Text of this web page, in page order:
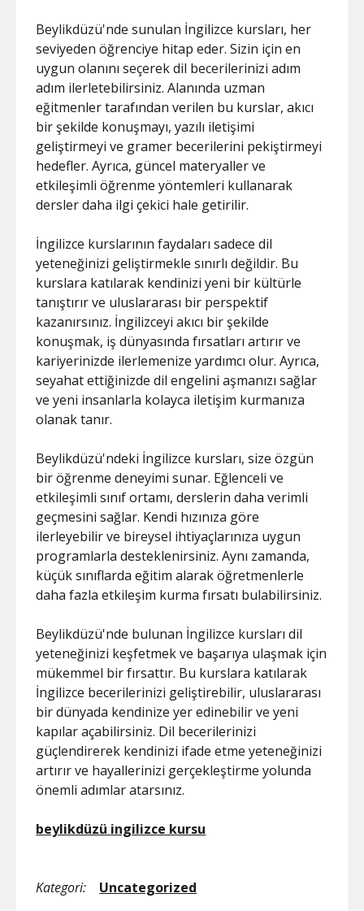
Beylikdüzü'nde sunulan İngilizce kursları, her
seviyeden öğrenciye hitap eder. Sizin için en
uygun olanını seçerek dil becerilerinizi adım
adım ilerletebilirsiniz. Alanında uzman
eğitmenler tarafından verilen bu kurslar, akıcı
bir şekilde konuşmayı, yazılı iletişimi
geliştirmeyi ve gramer becerilerini pekiştirmeyi
hedefler. Ayrıca, güncel materyaller ve
etkileşimli öğrenme yöntemleri kullanarak
dersler daha ilgi çekici hale getirilir.
İngilizce kurslarının faydaları sadece dil
yeteneğinizi geliştirmekle sınırlı değildir. Bu
kurslara katılarak kendinizi yeni bir kültürle
tanıştırır ve uluslararası bir perspektif
kazanırsınız. İngilizceyi akıcı bir şekilde
konuşmak, iş dünyasında fırsatları artırır ve
kariyerinizde ilerlemenize yardımcı olur. Ayrıca,
seyahat ettiğinizde dil engelini aşmanızı sağlar
ve yeni insanlarla kolayca iletişim kurmanıza
olanak tanır.
Beylikdüzü'ndeki İngilizce kursları, size özgün
bir öğrenme deneyimi sunar. Eğlenceli ve
etkileşimli sınıf ortamı, derslerin daha verimli
geçmesini sağlar. Kendi hızınıza göre
ilerleyebilir ve bireysel ihtiyaçlarınıza uygun
programlarla desteklenirsiniz. Aynı zamanda,
küçük sınıflarda eğitim alarak öğretmenlerle
daha fazla etkileşim kurma fırsatı bulabilirsiniz.
Beylikdüzü'nde bulunan İngilizce kursları dil
yeteneğinizi keşfetmek ve başarıya ulaşmak için
mükemmel bir fırsattır. Bu kurslara katılarak
İngilizce becerilerinizi geliştirebilir, uluslararası
bir dünyada kendinize yer edinebilir ve yeni
kapılar açabilirsiniz. Dil becerilerinizi
güçlendirerek kendinizi ifade etme yeteneğinizi
artırır ve hayallerinizi gerçekleştirme yolunda
önemli adımlar atarsınız.
beylikdüzü ingilizce kursu
Kategori: Uncategorized